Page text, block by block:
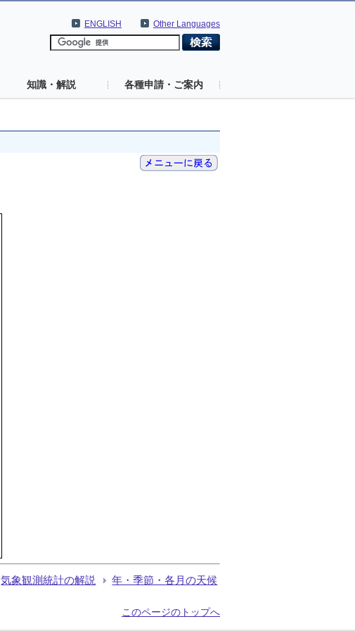
Other Languages
ENGLISH
知識・解説 各種申請・ご案内
気象観測統計の解説 年・季節・各月の天候
このページのトップへ